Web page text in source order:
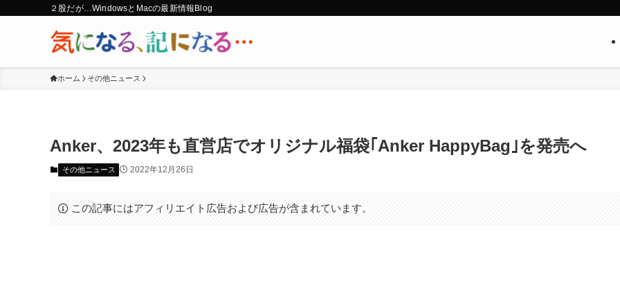
２股だが…WindowsとMacの最新情報Blog
ホーム その他ニュース
Anker、2023年も直営店でオリジナル福袋｢Anker HappyBag｣を発売へ
その他ニュース 2022年12月26日
この記事にはアフィリエイト広告および広告が含まれています。